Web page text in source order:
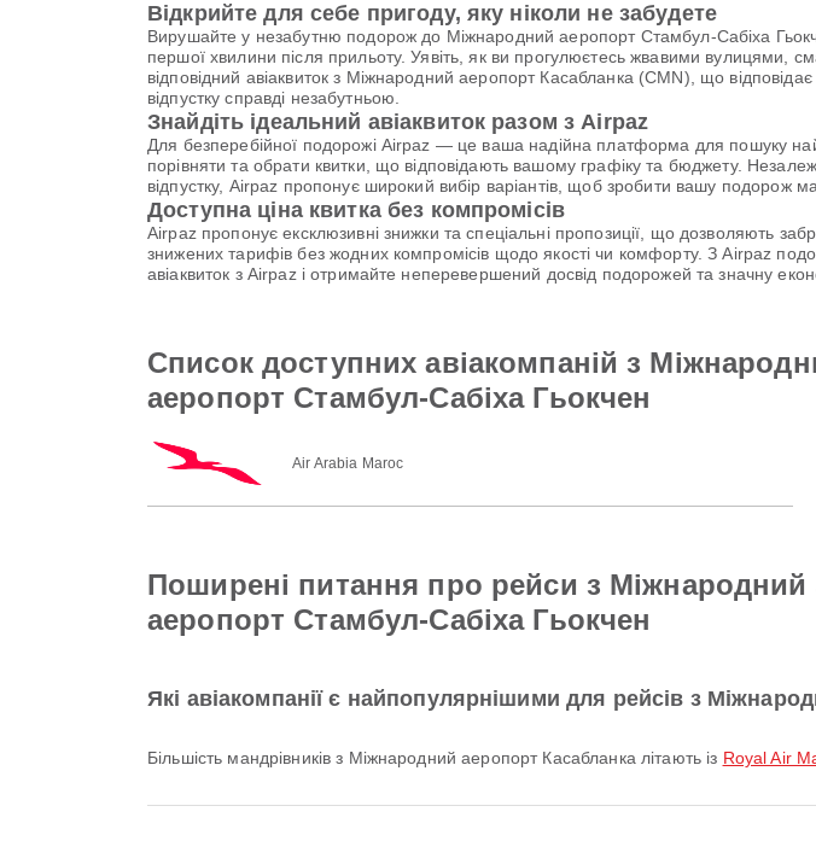
Відкрийте для себе пригоду, яку ніколи не забудете
Вирушайте у незабутню подорож до Міжнародний аеропорт Стамбул-Сабіха
першої хвилини після прильоту. Уявіть, як ви прогулюєтесь жвавими вулицями,
відповідний авіаквиток з Міжнародний аеропорт Касабланка (CMN), що
відпустку справді незабутньою.
Знайдіть ідеальний авіаквиток разом з Airpaz
Для безперебійної подорожі Airpaz — це ваша надійна платформа для пошуку
порівняти та обрати квитки, що відповідають вашому графіку та бюджету.
відпустку, Airpaz пропонує широкий вибір варіантів, щоб зробити вашу подорож
Доступна ціна квитка без компромісів
Airpaz пропонує ексклюзивні знижки та спеціальні пропозиції, що дозволяють
знижених тарифів без жодних компромісів щодо якості чи комфорту. З Airpaz
авіаквиток з Airpaz і отримайте неперевершений досвід подорожей та значну
Список доступних авіакомпаній з
аеропорт Стамбул-Сабіха Гьокчен
Air Arabia Maroc
Поширені питання про рейси з
аеропорт Стамбул-Сабіха Гьокчен
Які авіакомпанії є найпопулярнішими для рейсів з
Більшість мандрівників з Міжнародний аеропорт Касабланка літають із Royal Air